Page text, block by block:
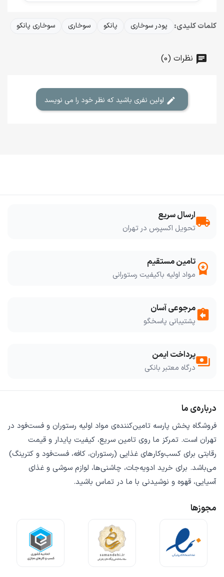
کلمات کلیدی: پودر سوخاری پانکو سوخاری سوخاری پانکو
نظرات (0)
local_shippingارسال سریع
تحویل اکسپرس در تهران
workspace_premium تامین مستقیم
مواد اولیه باکیفیت رستورانی
assignment_returnمرجوعی آسان
پشتیبانی پاسخگو
paymentsپرداخت ایمن
درگاه معتبر بانکی
درباره‌ی ما
فروشگاه پخش پارسه تامین‌کننده‌ی مواد اولیه رستوران و فست‌فود در
تهران است. تمرکز ما روی تامین سریع، کیفیت پایدار و قیمت
رقابتی برای کسب‌وکارهای غذایی (رستوران، کافه، فست‌فود و کترینگ)
می‌باشد. برای خرید ادویه‌جات، چاشنی‌ها، لوازم سوشی و غذای
آسیایی، قهوه و نوشیدنی با ما در تماس باشید.
مجوزها